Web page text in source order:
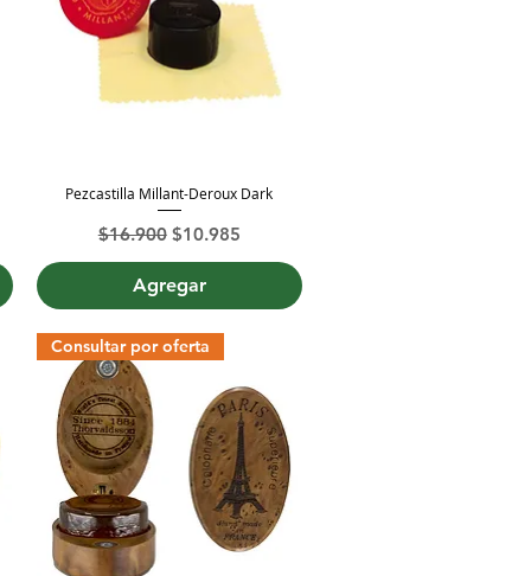
Vista rápida
Pezcastilla Millant-Deroux Dark
Precio
$16.900 Precio de oferta
$10.985
Agregar
Consultar por oferta